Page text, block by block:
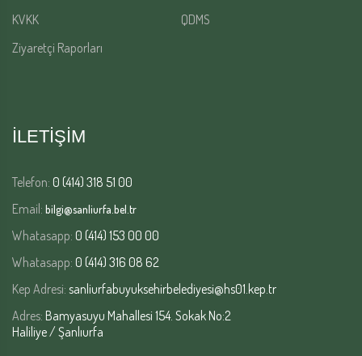
KVKK
QDMS
Ziyaretçi Raporları
İLETİŞİM
Telefon: 0 (414) 318 51 00
Email: bilgi@sanliurfa.bel.tr
Whatasapp: 0 (414) 153 00 00
Whatasapp: 0 (414) 316 08 62
Kep Adresi: sanliurfabuyuksehirbelediyesi@hs01.kep.tr
Adres: Bamyasuyu Mahallesi 154. Sokak No:2
Haliliye / Şanlıurfa